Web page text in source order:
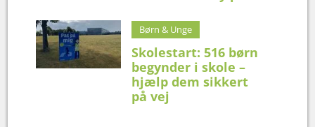
Børn & Unge
Skolestart: 516 børn
begynder i skole –
hjælp dem sikkert
på vej